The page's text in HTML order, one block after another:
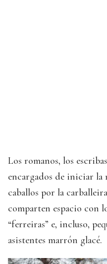
Los romanos, los
encargados de iniciar la
caballos por la
comparten espacio con
“ferreiras” e, incluso,
asistentes marrón glacé.